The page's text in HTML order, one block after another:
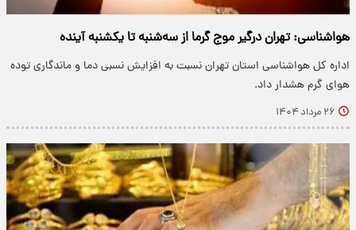
هواشناسی: تهران درگیر موج گرما از سه‌شنبه تا یکشنبه آینده
اداره کل هواشناسی استان تهران نسبت به افزایش نسبی دما و ماندگاری توده
هوای گرم هشدار داد.
۲۶ مرداد ۱۴۰۴